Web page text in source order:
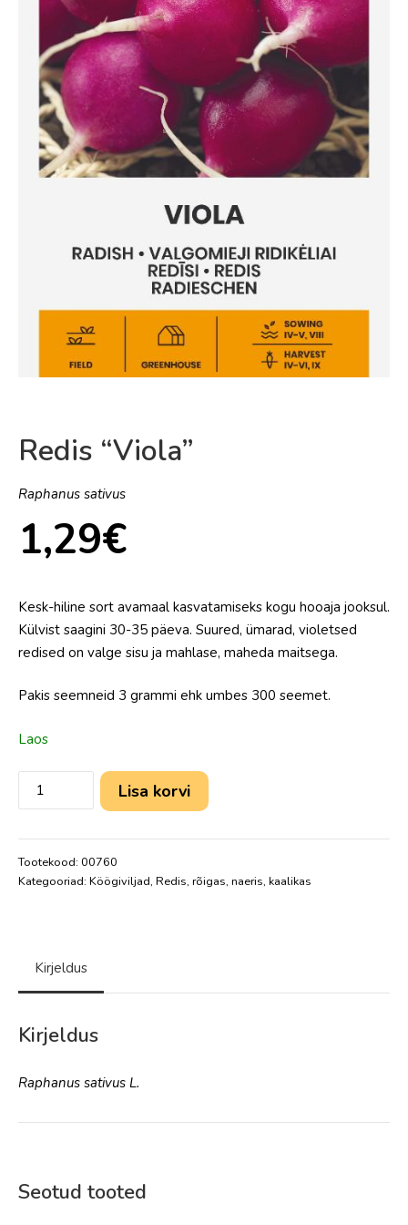
Redis “Viola”
Raphanus sativus
1,29€
Kesk-hiline sort avamaal kasvatamiseks kogu hooaja jooksul.
Külvist saagini 30-35 päeva. Suured, ümarad, violetsed
redised on valge sisu ja mahlase, maheda maitsega.
Pakis seemneid 3 grammi ehk umbes 300 seemet.
Laos
Lisa korvi
Tootekood: 00760
Kategooriad: Köögiviljad, Redis, rõigas, naeris, kaalikas
Kirjeldus
Kirjeldus
Raphanus sativus L.
Seotud tooted